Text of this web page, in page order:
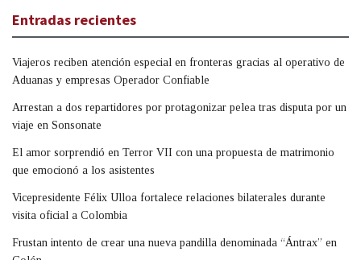
Entradas recientes
Viajeros reciben atención especial en fronteras gracias al operativo de
Aduanas y empresas Operador Confiable
Arrestan a dos repartidores por protagonizar pelea tras disputa por un
viaje en Sonsonate
El amor sorprendió en Terror VII con una propuesta de matrimonio
que emocionó a los asistentes
Vicepresidente Félix Ulloa fortalece relaciones bilaterales durante
visita oficial a Colombia
Frustan intento de crear una nueva pandilla denominada “Ántrax” en